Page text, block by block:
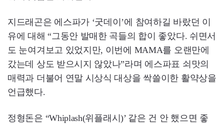
지드래곤은 에스파가 ‘굿데이’에 참여하길 바랐던 이
유에 대해 “그동안 발매한 곡들의 합이 좋았다. 쉬면서
도 눈여겨보고 있었지만, 이번에 MAMA를 오랜만에
갔는데 상도 받으시지 않았나”라며 에스파표 쇠맛의
매력과 더불어 연말 시상식 대상을 싹쓸이한 활약상을
언급했다.
정형돈은 “Whiplash(위플래시)’ 같은 건 안 했으면 좋